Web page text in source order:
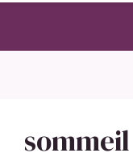
sommeil